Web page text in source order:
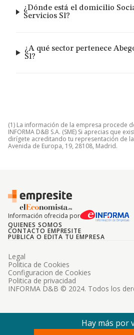
¿Dónde está el domicilio
Servicios Sl?
¿A qué sector pertenece
Sl?
(1) La información de la empresa procede
INFORMA D&B S.A. (SME) Si aprecias que
dirígete acreditando tu representación de
Avenida de Europa, 19, 28108, Madrid.
Información ofrecida por
QUIENES SOMOS
CONTACTO EMPRESITE
PUBLICA O EDITA TU EMPRESA
INFORMA D&B © 2024. Todos los
Legal
Politica de Cookies
Configuracion de Cookies
Politica de privacidad
Hay más por